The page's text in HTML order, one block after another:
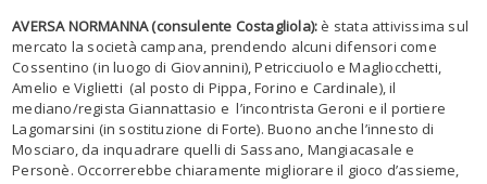
AVERSA NORMANNA (consulente Costagliola): è stata attivissima sul
mercato la società campana, prendendo alcuni difensori come
Cossentino (in luogo di Giovannini), Petricciuolo e Magliocchetti,
Amelio e Viglietti (al posto di Pippa, Forino e Cardinale), il
mediano/regista Giannattasio e l’incontrista Geroni e il portiere
Lagomarsini (in sostituzione di Forte). Buono anche l’innesto di
Mosciaro, da inquadrare quelli di Sassano, Mangiacasale e
Personè. Occorrerebbe chiaramente migliorare il gioco d’assieme,